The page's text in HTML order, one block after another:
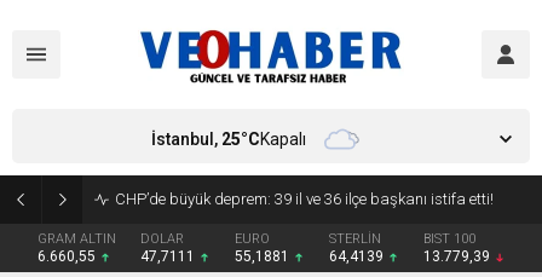
GRAM ALTIN
6.660,55
DOLAR
47,7111
EURO
55,1881
STERLİN
64,4139
BIST 100
13.779,39
İstanbul, 25°CKapalı